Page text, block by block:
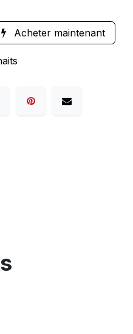
Acheter maintenant